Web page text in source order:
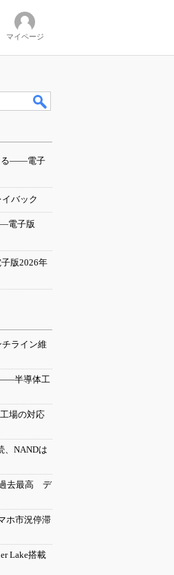
マイページ
る――電子
イバック
電子版
版2026年
ライン維
――半導体工
場の対応
NANDは
過去最高 デ
ホ市況停滞
Lake搭載